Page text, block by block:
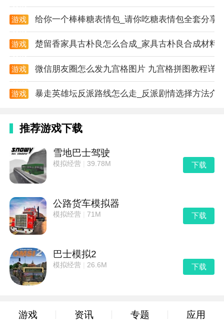
游戏
给你一个棒棒糖表情包_请你吃糖表情包全套分享
游戏
楚留香家具古朴良怎么合成_家具古朴良合成材料
游戏
微信朋友圈怎么发九宫格图片 九宫格拼图教程详解
游戏
暴走英雄坛反派路线怎么走_反派剧情选择方法介
推荐游戏下载
雪地巴士驾驶
模拟经营 39.78M 下载
公路货车模拟器
模拟经营 71M 下载
巴士模拟2
模拟经营 26.6M 下载
游戏 资讯 专题 应用